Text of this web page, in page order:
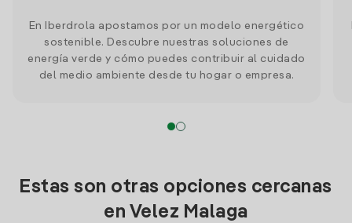
En Iberdrola apostamos por un modelo energético
sostenible. Descubre nuestras soluciones de
energía verde y cómo puedes contribuir al cuidado
del medio ambiente desde tu hogar o empresa.
Estas son otras opciones cercanas
en Velez Malaga